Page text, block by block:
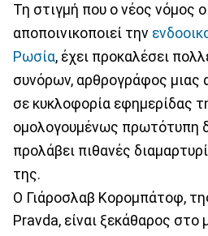
Τη στιγμή που ο νέος νόμος
αποποινικοποιεί την
Ρωσία, έχει προκαλέσει
συνόρων, αρθρογράφος μιας
σε κυκλοφορία εφημερίδας
ομολογουμένως πρωτότυπη
προλάβει πιθανές
της.
Ο Γιάροσλαβ Κορομπάτοφ,
Pravda, είναι ξεκάθαρος στο